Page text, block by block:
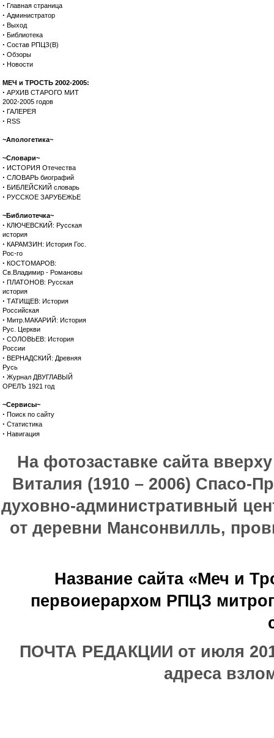
· Главная страница
· Администратор
· Выход
· Библиотека
· Состав РПЦЗ(В)
· Обзоры
· Новости
МЕЧ и ТРОСТЬ 2002-2005:
· АРХИВ СТАРОГО МИТ
2002-2005 годов
· ГАЛЕРЕЯ
· RSS
~Апологетика~
~Словари~
· ИСТОРИЯ Отечества
· СЛОВАРЬ биографий
· БИБЛЕЙСКИЙ словарь
· РУССКОЕ ЗАРУБЕЖЬЕ
~Библиотечка~
· КЛЮЧЕВСКИЙ: Русская
история
· КАРАМЗИН: История Гос.
Рос-го
· КОСТОМАРОВ:
Св.Владимир - Романовы
· ПЛАТОНОВ: Русская
история
· ТАТИЩЕВ: История
Российская
· Митр.МАКАРИЙ: История
Рус. Церкви
· СОЛОВЬЕВ: История
России
· ВЕРНАДСКИЙ: Древняя
Русь
· Журнал ДВУГЛАВЫЙ
ОРЕЛЪ 1921 год
~Сервисы~
· Поиск по сайту
· Статистика
· Навигация
На фотозаставке сайта
Виталия (1910 – 2006) Спасо-
духовно-административный
от деревни Мансонвилль,
Название сайта «Меч и
первоиерархом РПЦЗ
ПОЧТА РЕДАКЦИИ от июля
адреса